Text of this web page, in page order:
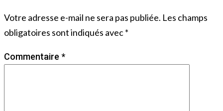
Votre adresse e-mail ne sera pas publiée. Les champs
obligatoires sont indiqués avec*
Commentaire *